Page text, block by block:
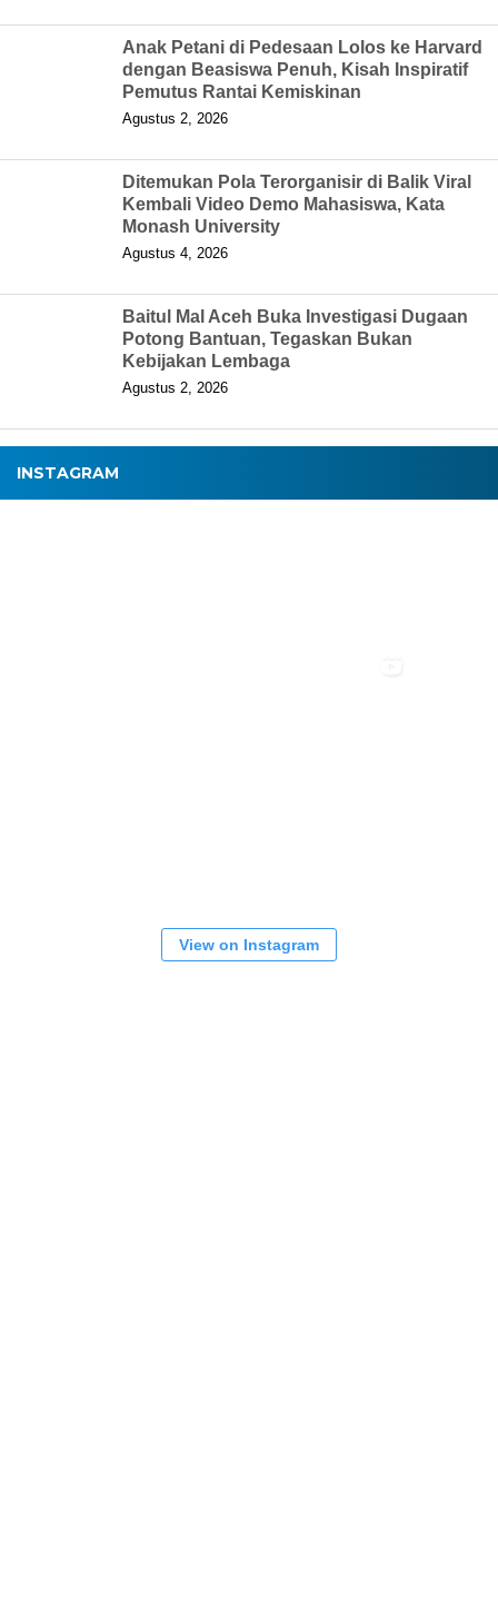
Anak Petani di Pedesaan Lolos ke Harvard
dengan Beasiswa Penuh, Kisah Inspiratif
Pemutus Rantai Kemiskinan
Agustus 2, 2026
Ditemukan Pola Terorganisir di Balik Viral
Kembali Video Demo Mahasiswa, Kata
Monash University
Agustus 4, 2026
Baitul Mal Aceh Buka Investigasi Dugaan
Potong Bantuan, Tegaskan Bukan
Kebijakan Lembaga
Agustus 2, 2026
INSTAGRAM
View on Instagram